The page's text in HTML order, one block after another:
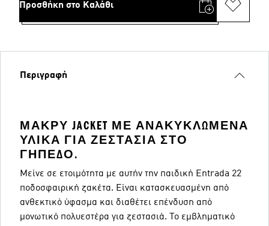
Προσθήκη στο Καλάθι
Περιγραφή
ΜΑΚΡΎ JACKET ΜΕ ΑΝΑΚΥΚΛΩΜΈΝΑ
ΥΛΙΚΆ ΓΙΑ ΖΕΣΤΑΣΙΆ ΣΤΟ
ΓΉΠΕΔΟ.
Μείνε σε ετοιμότητα με αυτήν την παιδική Entrada 22
ποδοσφαιρική ζακέτα. Είναι κατασκευασμένη από
ανθεκτικό ύφασμα και διαθέτει επένδυση από
μονωτικό πολυεστέρα για ζεστασιά. Το εμβληματικό